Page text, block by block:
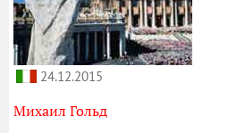
24.12.2015
Михаил Гольд